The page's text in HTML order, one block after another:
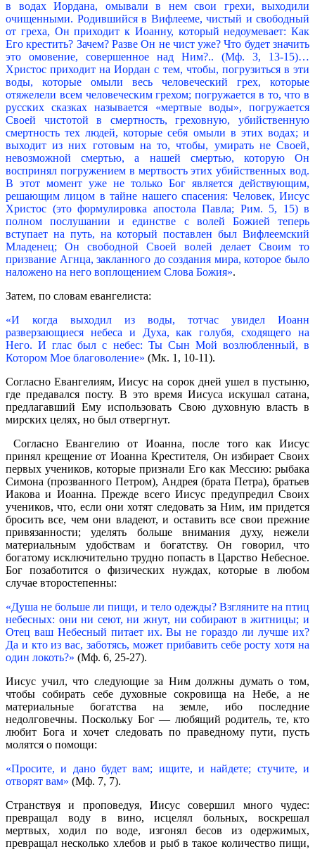
в водах Иордана, омывали в нем свои грехи, выходили
очищенными. Родившийся в Вифлееме, чистый и свободный
от греха, Он приходит к Иоанну, который недоумевает: Как
Его крестить? Зачем? Разве Он не чист уже? Что будет значить
это омовение, совершенное над Ним?.. (Мф. 3, 13-15)…
Христос приходит на Иордан с тем, чтобы, погрузиться в эти
воды, которые омыли весь человеческий грех, которые
отяжелели всем человеческим грехом; погружается в то, что в
русских сказках называется «мертвые воды», погружается
Своей чистотой в смертность, греховную, убийственную
смертность тех людей, которые себя омыли в этих водах; и
выходит из них готовым на то, чтобы, умирать не Своей,
невозможной смертью, а нашей смертью, которую Он
воспринял погружением в мертвостъ этих убийственных вод.
В этот момент уже не только Бог является действующим,
решающим лицом в тайне нашего спасения: Человек, Иисус
Христос (это формулировка апостола Павла; Рим. 5, 15) в
полном послушании и единстве с волей Божией теперь
вступает на путь, на который поставлен был Вифлеемский
Младенец; Он свободной Своей волей делает Своим то
призвание Агнца, закланного до создания мира, которое было
наложено на него воплощением Слова Божия».
Затем, по словам евангелиста:
«И когда выходил из воды, тотчас увидел Иоанн
разверзающиеся небеса и Духа, как голубя, сходящего на
Него. И глас был с небес: Ты Сын Мой возлюбленный, в
Котором Мое благоволение» (Мк. 1, 10-11).
Согласно Евангелиям, Иисус на сорок дней ушел в пустыню,
где предавался посту. В это время Иисуса искушал сатана,
предлагавший Ему использовать Свою духовную власть в
мирских целях, но был отвергнут.
Согласно Евангелию от Иоанна, после того как Иисус
принял крещение от Иоанна Крестителя, Он избирает Своих
первых учеников, которые признали Его как Мессию: рыбака
Симона (прозванного Петром), Андрея (брата Петра), братьев
Иакова и Иоанна. Прежде всего Иисус предупредил Своих
учеников, что, если они хотят следовать за Ним, им придется
бросить все, чем они владеют, и оставить все свои прежние
привязанности; уделять больше внимания духу, нежели
материальным удобствам и богатству. Он говорил, что
богатому исключительно трудно попасть в Царство Небесное.
Бог позаботится о физических нуждах, которые в любом
случае второстепенны:
«Душа не больше ли пищи, и тело одежды? Взгляните на птиц
небесных: они ни сеют, ни жнут, ни собирают в житницы; и
Отец ваш Небесный питает их. Вы не гораздо ли лучше их?
Да и кто из вас, заботясь, может прибавить себе росту хотя на
один локоть?» (Мф. 6, 25-27).
Иисус учил, что следующие за Ним должны думать о том,
чтобы собирать себе духовные сокровища на Небе, а не
материальные богатства на земле, ибо последние
недолговечны. Поскольку Бог — любящий родитель, те, кто
любит Бога и хочет следовать по праведному пути, пусть
молятся о помощи:
«Просите, и дано будет вам; ищите, и найдете; стучите, и
отворят вам» (Мф. 7, 7).
Странствуя и проповедуя, Иисус совершил много чудес:
превращал воду в вино, исцелял больных, воскрешал
мертвых, ходил по воде, изгонял бесов из одержимых,
превращал несколько хлебов и рыб в такое количество пищи,